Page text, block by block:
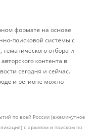
формате на основе
поисковой системы с
отбора и
контента в
сегодня и сейчас.
и регионе можно
по всей России (ежеминутное
с архивом и поиском по